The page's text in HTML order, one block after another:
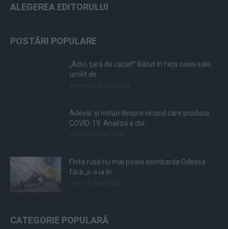
ALEGEREA EDITORULUI
POSTĂRI POPULARE
„Adio, țară de căcat!” Bătut în fața casei sale,
umilit de...
Adevăr și mituri despre virusul care produce
COVID-19. Analiza a doi...
Flota rusă nu mai poate bombarda Odessa
fără „s-o ia în...
CATEGORIE POPULARĂ